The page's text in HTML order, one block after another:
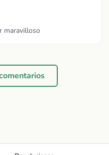
maravilloso